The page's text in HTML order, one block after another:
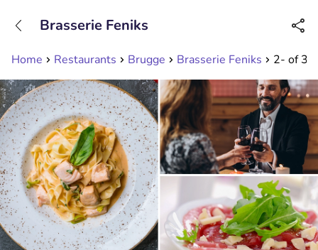
Erreichbar bis 23:00 Uhr
Home Restaurants Brugge Brasserie Feniks 2- of 3-
Brasserie Feniks